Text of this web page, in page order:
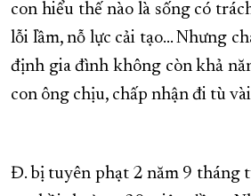
con hiểu thế nào là sống có
lỗi lầm, nỗ lực cải tạo… Nhưng
định gia đình không còn khả
con ông chịu, chấp nhận đi tù
Đ. bị tuyên phạt 2 năm 9 tháng